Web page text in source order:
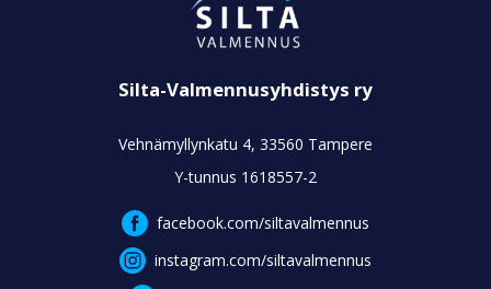
Silta-Valmennusyhdistys ry
Vehnämyllynkatu 4, 33560 Tampere
Y-tunnus 1618557-2
facebook.com/siltavalmennus
instagram.com/siltavalmennus